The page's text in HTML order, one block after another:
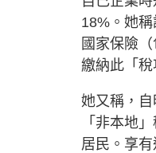
18%。她
國家保險
繳納此「
她又稱，
「非本地
居民。享